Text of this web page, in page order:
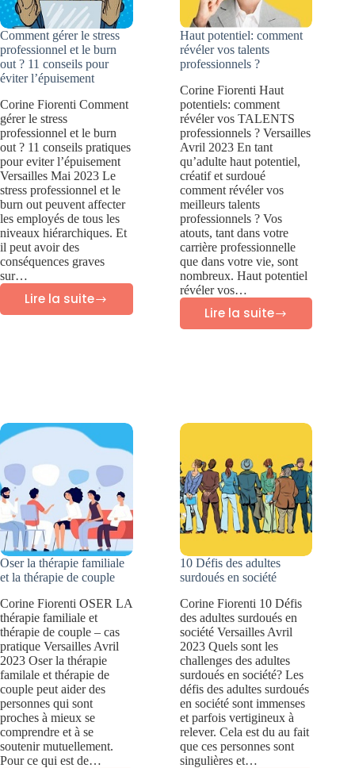
Comment gérer le stress
professionnel et le burn
out ? 11 conseils pour
éviter l’épuisement
Corine Fiorenti Comment
gérer le stress
professionnel et le burn
out ? 11 conseils pratiques
pour eviter l’épuisement
Versailles Mai 2023 Le
stress professionnel et le
burn out peuvent affecter
les employés de tous les
niveaux hiérarchiques. Et
il peut avoir des
conséquences graves
sur…
Lire la suite
et
burn
out
?
11
conseils
pour
éviter
l’épuisement
Haut potentiel: comment
révéler vos talents
professionnels ?
Corine Fiorenti Haut
potentiels: comment
révéler vos TALENTS
professionnels ? Versailles
Avril 2023 En tant
qu’adulte haut potentiel,
créatif et surdoué
comment révéler vos
meilleurs talents
professionnels ? Vos
atouts, tant dans votre
carrière professionnelle
que dans votre vie, sont
nombreux. Haut potentiel
révéler vos…
Lire la suite
vos
professionnels
?
Oser la thérapie familiale
et la thérapie de couple
Corine Fiorenti OSER LA
thérapie familiale et
thérapie de couple – cas
pratique Versailles Avril
2023 Oser la thérapie
familale et thérapie de
couple peut aider des
personnes qui sont
proches à mieux se
comprendre et à se
soutenir mutuellement.
Pour ce qui est de…
10 Défis des adultes
surdoués en société
Corine Fiorenti 10 Défis
des adultes surdoués en
société Versailles Avril
2023 Quels sont les
challenges des adultes
surdoués en société? Les
défis des adultes surdoués
en société sont immenses
et parfois vertigineux à
relever. Cela est du au fait
que ces personnes sont
singulières et…